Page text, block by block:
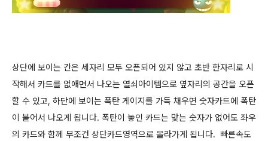
상단에 보이는 칸은 세자리 모두 오픈되어 있지 않고 초반 한자리로 시
작해서 카드를 없애면서 나오는 열쇠아이템으로 옆자리의 공간을 오픈
할 수 있고, 하단에 보이는 폭탄 게이지를 가득 채우면 숫자카드에 폭탄
이 붙어서 나오게 됩니다. 폭탄이 놓인 카드는 맞는 숫자가 없어도 좌우
의 카드와 함께 무조건 상단카드영역으로 올라가게 됩니다. 빠른속도